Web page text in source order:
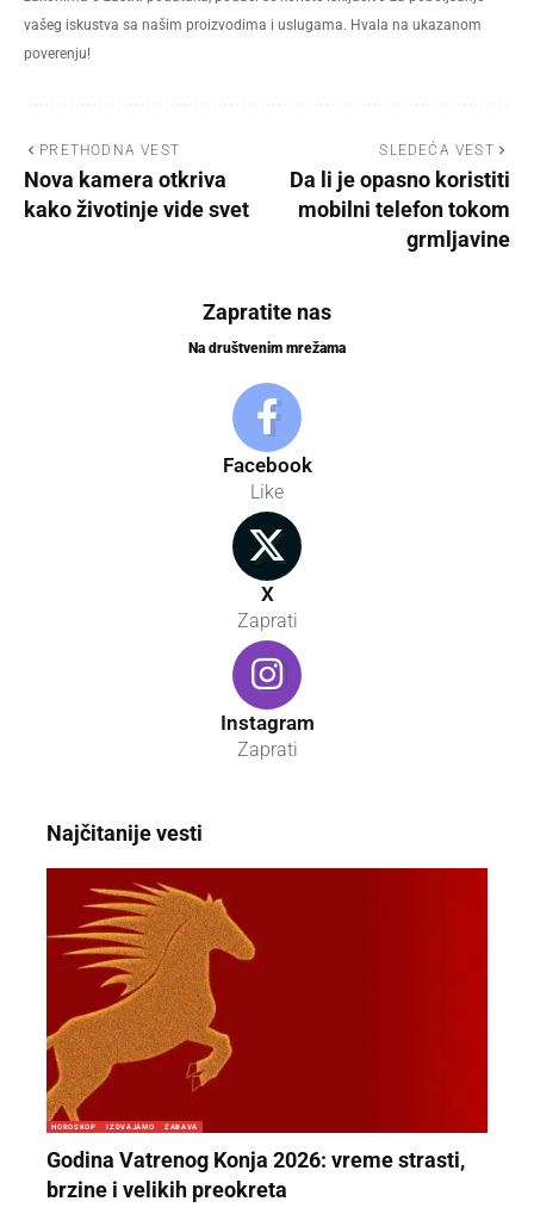
vašeg iskustva sa našim proizvodima i uslugama. Hvala na ukazanom
poverenju!
PRETHODNA VEST
Nova kamera otkriva
kako životinje vide svet
SLEDEĆA VEST
Da li je opasno koristiti
mobilni telefon tokom
grmljavine
Zapratite nas
Na društvenim mrežama
Facebook
Like
X
Zaprati
Instagram
Zaprati
Najčitanije vesti
HOROSKOP IZDVAJAMO ZABAVA
Godina Vatrenog Konja 2026: vreme strasti,
brzine i velikih preokreta